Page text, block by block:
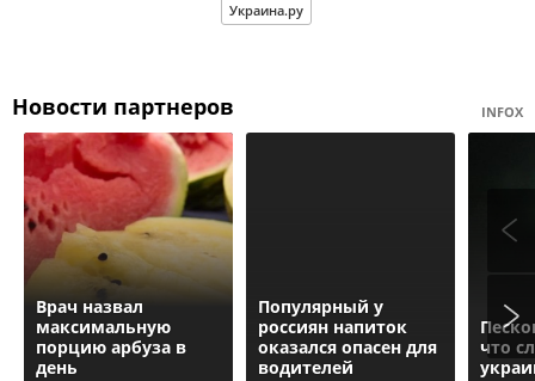
Украина.ру
Новости партнеров INFOX
Врач назвал
максимальную
порцию арбуза в
день
Популярный у
россиян напиток
оказался опасен для
водителей
что